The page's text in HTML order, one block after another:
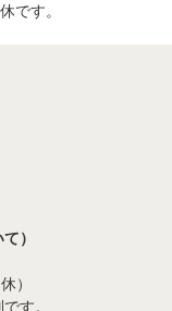
です。
）
）
す。